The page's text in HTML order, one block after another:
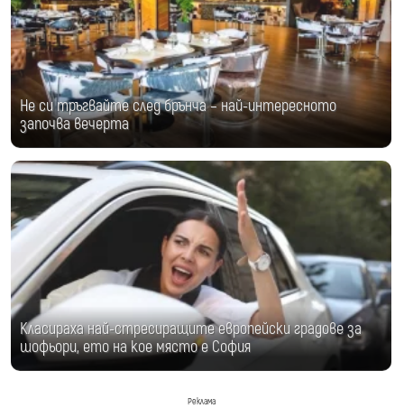
Не си тръгвайте след брънча – най-интересното
започва вечерта
Класираха най-стресиращите европейски градове за
шофьори, ето на кое място е София
Реклама